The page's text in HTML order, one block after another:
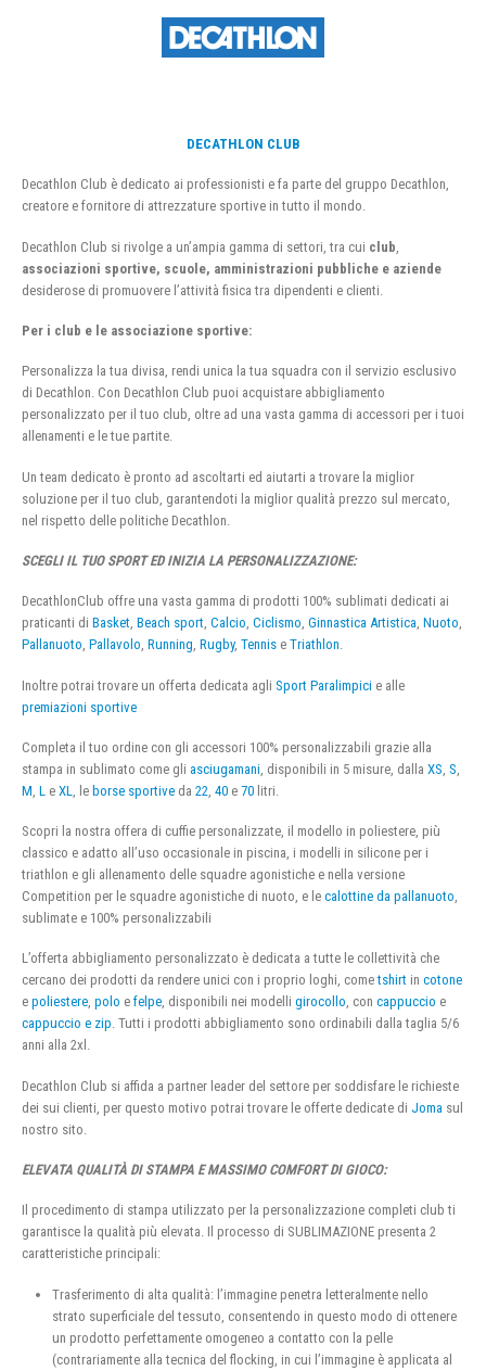
DECATHLON CLUB
Decathlon Club è dedicato ai professionisti e fa parte del gruppo Decathlon,
creatore e fornitore di attrezzature sportive in tutto il mondo.
Decathlon Club si rivolge a un’ampia gamma di settori, tra cui club
associazioni sportive, scuole, amministrazioni pubbliche e aziende
desiderose di promuovere l’attività fisica tra dipendenti e clienti.
Per i club e le associazione sportive:
Personalizza la tua divisa, rendi unica la tua squadra con il servizio esclusivo
di Decathlon. Con Decathlon Club puoi acquistare abbigliamento
personalizzato per il tuo club, oltre ad una vasta gamma di accessori per i tuoi
allenamenti e le tue partite.
Un team dedicato è pronto ad ascoltarti ed aiutarti a trovare la miglior
soluzione per il tuo club, garantendoti la miglior qualità prezzo sul mercato,
nel rispetto delle politiche Decathlon.
SCEGLI IL TUO SPORT ED INIZIA LA PERSONALIZZAZIONE:
DecathlonClub offre una vasta gamma di prodotti 100% sublimati dedicati ai
praticanti di Basket, Beach sport, Calcio, Ciclismo, Ginnastica Artistica, Nuoto,
Pallanuoto, Pallavolo, Running, Rugby, Tennis e Triathlon.
Inoltre potrai trovare un offerta dedicata agli Sport Paralimpici e alle
premiazioni sportive
Completa il tuo ordine con gli accessori 100% personalizzabili grazie alla
stampa in sublimato come gli asciugamani , disponibili in 5 misure, dalla XS S
M L e XL , le borse sportive da 22 40 e 70 litri.
Scopri la nostra offera di cuffie personalizzate, il modello in poliestere, più
classico e adatto all’uso occasionale in piscina, i modelli in silicone per i
triathlon e gli allenamento delle squadre agonistiche e nella versione
Competition per le squadre agonistiche di nuoto, e le calottine da pallanuoto,
sublimate e 100% personalizzabili
L’offerta abbigliamento personalizzato è dedicata a tutte le collettività che
cercano dei prodotti da rendere unici con i proprio loghi, cometshirt in cotone
e poliestere, polo e felpe, disponibili nei modelli girocollo, con cappuccio e
cappuccio e zip. Tutti i prodotti abbigliamento sono ordinabili dalla taglia 5/6
anni alla 2xl.
Decathlon Club si affida a partner leader del settore per soddisfare le richieste
dei sui clienti, per questo motivo potrai trovare le offerte dedicate di Joma sul
nostro sito.
ELEVATA QUALITÀ DI STAMPA E MASSIMO COMFORT DI GIOCO:
Il procedimento di stampa utilizzato per la personalizzazione completi club ti
garantisce la qualità più elevata. Il processo di SUBLIMAZIONE presenta 2
caratteristiche principali:
Trasferimento di alta qualità: l’immagine penetra letteralmente nello
strato superficiale del tessuto, consentendo in questo modo di ottenere
un prodotto perfettamente omogeneo a contatto con la pelle
(contrariamente alla tecnica del flocking, in cui l’immagine è applicata al